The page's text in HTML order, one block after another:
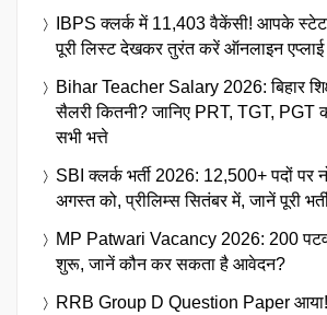
IBPS क्लर्क में 11,403 वैकेंसी! आपके स्टेट
पूरी लिस्ट देखकर तुरंत करें ऑनलाइन एप्लाई
Bihar Teacher Salary 2026: बिहार
सैलरी कितनी? जानिए PRT, TGT, PGT
सभी भत्ते
SBI क्लर्क भर्ती 2026: 12,500+ पदों पर
अगस्त को, प्रीलिम्स सितंबर में, जानें पूरी
MP Patwari Vacancy 2026: 200
शुरू, जानें कौन कर सकता है आवेदन?
RRB Group D Question Paper